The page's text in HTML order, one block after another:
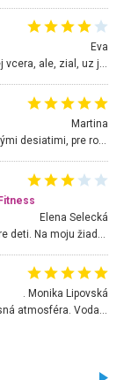
Eva
Hojdacka v Krpelanoch uz nie je, vysli sme si k nej vcera, ale, zial, uz je znicena. Ak sem planujete cestu len kvoli hojdacke, mozete si ju usetrit. Krasny vyhlad je tu vsak aj bez hojdacky :-)
Martina
Nádherné miesto ktoré odporúčam navštíviť všetkými desiatimi, pre rodiny s deťmi, dôchodcom... Proste a jednoducho ozaj rozprávkový les.. určite ešte prídeme. Odniesli sme si na pamiatku krásne tričká,
Elena Selecká
. Monika Lipovská
Úžasné prostredie, napriek tomu, že je malé. Úžasná atmosféra. Voda fantastická a nádherná. Ľudí je pomerne veľa, ale su mili a ohľaduplní. Je veľmi zaujímavé sledovať, ako dokážu spolu športovať cudzí ľudia a bez ohľadu na vek. Vládne tu pohoda. Vnuka neviem dostať z vody. Ďakujem za krásny deň . Urcite sa sem vrátim. Jediný problém je s parkovaním, ale aj ten sa mi podarilo vyriešiť. Monika Bratislava